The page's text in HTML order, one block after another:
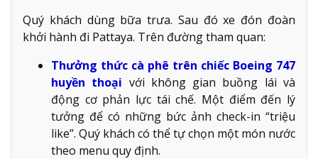
Quý khách dùng bữa trưa. Sau đó xe đón đoàn
khởi hành đi Pattaya. Trên đường tham quan:
Thưởng thức cà phê trên chiếc Boeing 747
huyền thoại với không gian buồng lái và
động cơ phản lực tái chế. Một điểm đến lý
tưởng để có những bức ảnh check-in “triệu
like”. Quý khách có thể tự chọn một món nước
theo menu quy định.